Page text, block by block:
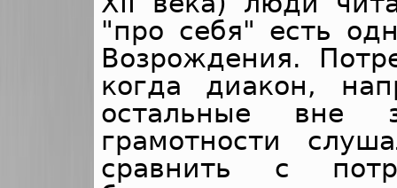
"про себя" есть
Возрождения.
когда диакон,
остальные вне
грамотности
сравнить с